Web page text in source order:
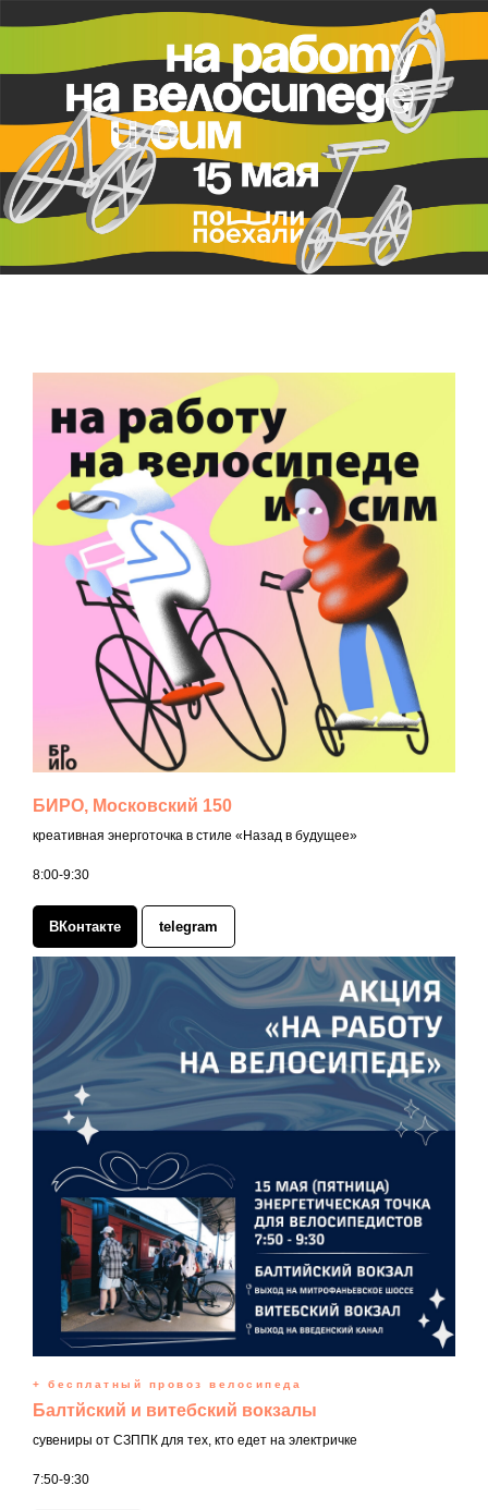
БИРО, Московский 150
креативная энерготочка в стиле «Назад в будущее»
8:00-9:30
ВКонтакте telegram
+ бесплатный провоз велосипеда
Балтйский и витебский вокзалы
сувениры от СЗППК для тех, кто едет на электричке
7:50-9:30